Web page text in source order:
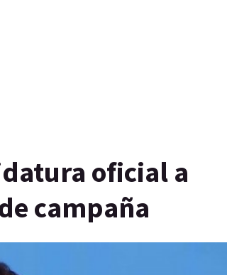
oficial a
campaña